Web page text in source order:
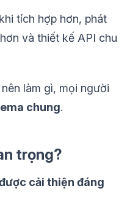
tích hợp hơn, phát
và thiết kế API chu
làm gì, mọi người
chung.
trọng?
cải thiện đáng